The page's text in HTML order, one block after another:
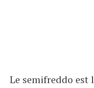
Le semifreddo est